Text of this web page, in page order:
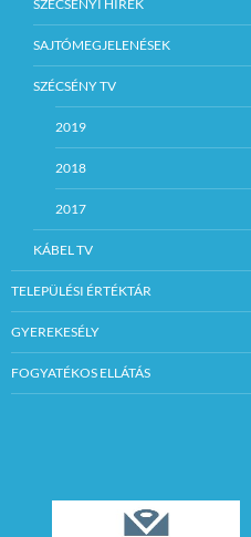
SZÉCSÉNYI HÍREK
SAJTÓMEGJELENÉSEK
SZÉCSÉNY TV
2019
2018
2017
KÁBEL TV
TELEPÜLÉSI ÉRTÉKTÁR
GYEREKESÉLY
FOGYATÉKOS ELLÁTÁS